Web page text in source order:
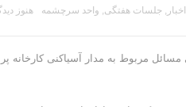
اخبار ,جلسات هفتگی, واحد سرچشمه هنوز